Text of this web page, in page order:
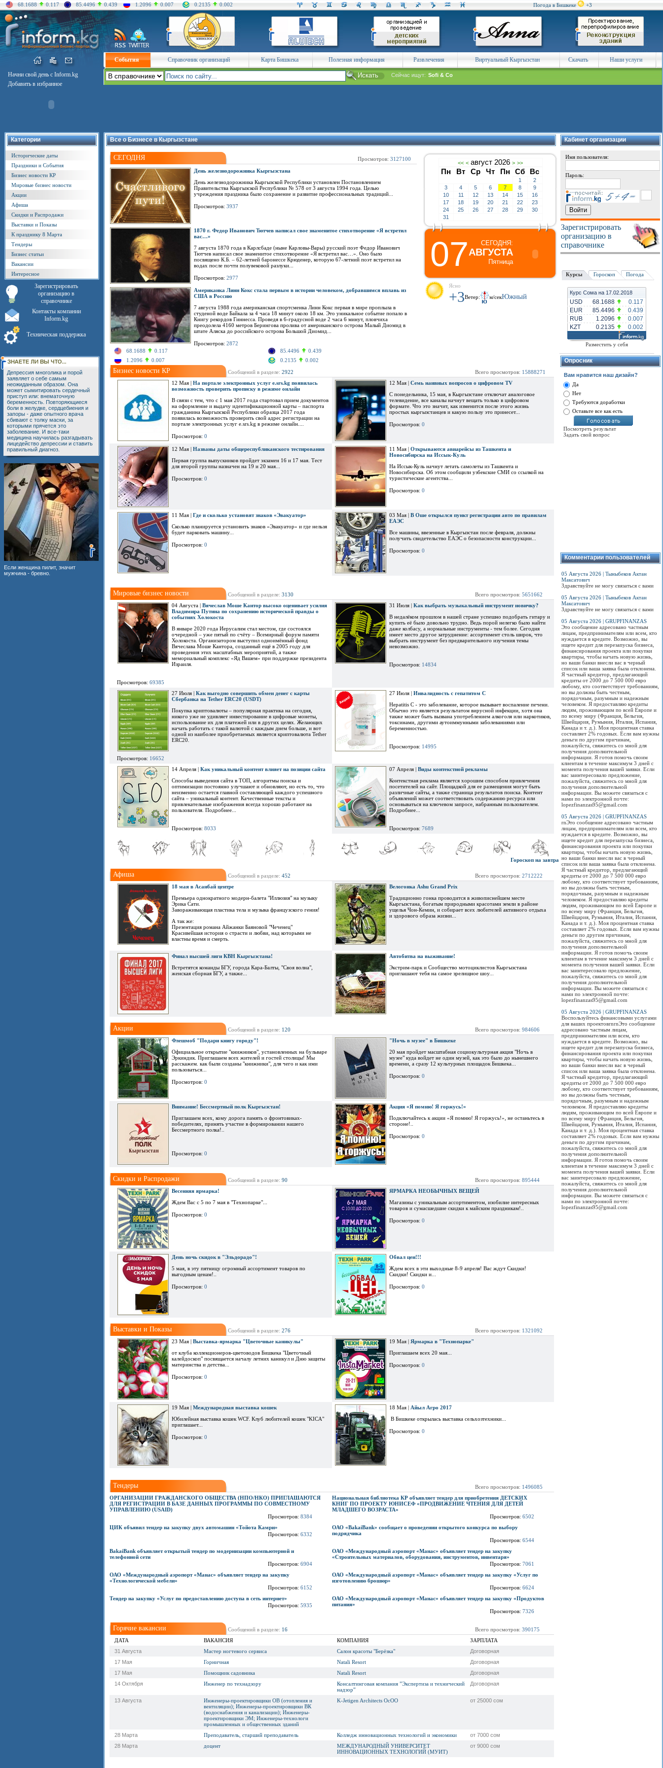
68.1688 0.117 85.4496 0.439 1.2096 0.007 0.2135 0.002 Погода в Бишкеке +3
Начни свой день с Inform.kg
Добавить в избранное
События Справочник организаций Карта Бишкека Полезная информация Развлечения Виртуальный Кыргызстан Скачать Наши услуги
Сейчас ищут: Sofi & Co
Категории
Исторические даты
Праздники и События
Бизнес новости КР
Мировые бизнес новости
Акции
Афиша
Скидки и Распродажи
Выставки и Показы
К празднику 8 Марта
Тендеры
Бизнес статьи
Вакансии
Интересное
Зарегистрировать
организацию в
справочнике
Контакты компании
Inform.kg
Техническая поддержка
Депрессия многолика и порой
заявляет о себе самым
неожиданным образом. Она
может сымитировать сердечный
приступ или: внематочную
беременность. Повторяющиеся
боли в желудке, сердцебиения и
запоры - даже опытного врача
сбивают с толку маски, за
которыми прячется это
заболевание. И все-таки
медицина научилась разгадывать
лицедейство депрессии и ставить
правильный диагноз.
Если женщина пилит, значит
мужчина - бревно.
Все о Бизнесе в Кыргызстане
СЕГОДНЯ Просмотров: 3127100
День железнодорожника Кыргызстана
День железнодорожника Кыргызской Республики установлен Постановлением
Правительства Кыргызской Республики № 578 от 3 августа 1994 года. Целью
учреждения праздника было сохранение и развитие профессиональных традиций...
Просмотров: 3937
1870 г. Федор Иванович Тютчев написал свое знаменитое стихотворение «Я встретил
вас…»
7 августа 1870 года в Карлсбаде (ныне Карловы-Вары) русский поэт Федор Иванович
Тютчев написал свое знаменитое стихотворение «Я встретил вас…». Оно было
посвящено К.Б. – 62-летней баронессе Крюденер, которую 67-летний поэт встретил на
водах после почти полувековой разлуки...
Просмотров: 2977
Американка Линн Кокс стала первым в истории человеком, добравшимся вплавь из
США в Россию
7 августа 1988 года американская спортсменка Линн Кокс первая в мире проплыла в
студеной воде Байкала за 4 часа 18 минут около 18 км. Это уникальное событие попало в
Книгу рекордов Гиннесса. Проведя в 6-градусной воде 2 часа 6 минут, пловчиха
преодолела 4160 метров Берингова пролива от американского острова Малый Диомид в
штате Аляска до российского острова Большой Диомид...
Просмотров: 2872
68.1688
0.117 85.4496
0.439
1.2096
0.007 0.2135 0.002
<< < август 2026 > >>
Пн Вт Ср Чт Пн Сб Вс
1
2
3
4 5 6 7 8
9
10
11 12 13 14 15
16
17
18 19 20 21 22
23
24
25 26 27 28 29
30
31
07 СЕГОДНЯ:
АВГУСТА
Пятница
Ясно
+3Ветер: м/секЮжный
Бизнес новости КР Сообщений в разделе: 2922 Всего просмотров: 15888271
12 Мая | На портале электронных услуг e.srs.kg появилась
возможность проверить прописку в режиме онлайн
В связи с тем, что с 1 мая 2017 года стартовал прием документов
на оформление и выдачу идентификационной карты – паспорта
гражданина Кыргызской Республики образца 2017 года
появилась возможность проверить свой адрес регистрации на
портале электронных услуг e.srs.kg в режиме онлайн....
Просмотров: 0
12 Мая | Семь наивных вопросов о цифровом TV
С понедельника, 15 мая, в Кыргызстане отключат аналоговое
телевидение, все каналы начнут вещать только в цифровом
формате. Что это значит, как изменится после этого жизнь
простых кыргызстанцев и какую пользу это принесет...
Просмотров: 0
12 Мая | Названы даты общереспубликанского тестирования
Первая группа выпускников пройдет экзамен 16 и 17 мая. Тест
для второй группы назначен на 19 и 20 мая...
Просмотров: 0
11 Мая | Открываются авиарейсы из Ташкента и
Новосибирска на Иссык-Куль
На Иссык-Куль начнут летать самолеты из Ташкента и
Новосибирска. Об этом сообщили узбекские СМИ со ссылкой на
туристические агентства...
Просмотров: 0
11 Мая | Где и сколько установят знаков «Эвакуатор»
Сколько планируется установить знаков «Эвакуатор» и где нельзя
будет парковать машину...
Просмотров: 0
03 Мая | В Оше открылся пункт регистрации авто по правилам
ЕАЭС
Все машины, ввезенные в Кыргызстан после февраля, должны
получить свидетельство ЕАЭС о безопасности конструкции...
Просмотров: 0
Мировые бизнес новости Сообщений в разделе: 3130 Всего просмотров: 5651662
04 Августа | Вячеслав Моше Кантор высоко оценивает усилия
Владимира Путина по сохранению исторической правды о
событиях Холокоста
В январе 2020 года Иерусалим стал местом, где состоялся
очередной – уже пятый по счёту – Всемирный форум памяти
Холокоста. Организатором выступил одноимённый фонд
Вячеслава Моше Кантора, созданный ещё в 2005 году для
проведения этих масштабных мероприятий, а также
мемориальный комплекс «Яд Вашем» при поддержке президента
Израиля.
Просмотров: 69385
31 Июля | Как выбрать музыкальный инструмент новичку?
В недалёком прошлом в нашей стране успешно подобрать гитару и
купить её было довольно трудно. Ведь порой нелегко было найти
даже колбасу, а нормальные инструменты - тем более. Сегодня
имеет место другое затруднение: ассортимент столь широк, что
выбрать инструмент без предварительного изучения темы
невозможно.
Просмотров: 14834
27 Июля | Как выгодно совершить обмен денег с карты
Сбербанка на Tether ERC20 (USDT)
Покупка криптовалюты – популярная практика на сегодня,
никого уже не удивляет инвестирование в цифровые монеты,
использование их для платежей или в других целях. Желающих
начать работать с такой валютой с каждым днем больше, и вот
одной из наиболее приобретаемых является криптовалюта Tether
ERC20.
Просмотров: 16652
27 Июля | Инвалидность с гепатитом С
Hepatitis C - это заболевание, которое вызывает воспаление печени.
Обычно это является результатом вирусной инфекции, хотя она
также может быть вызвана употреблением алкоголя или наркотиков,
токсинами, другими аутоиммунными заболеваниями или
беременностью.
Просмотров: 14995
14 Апреля | Как уникальный контент влияет на позиции сайта
Способы выведения сайта в ТОП, алгоритмы поиска и
оптимизации постоянно улучшают и обновляют, но есть то, что
неизменно остается главной составляющей каждого успешного
сайта – уникальный контент. Качественные тексты и
привлекательные изображения всегда хорошо работают на
пользователя. Подробнее...
Просмотров: 8033
07 Апреля | Виды контекстной рекламы
Контекстная реклама является хорошим способом привлечения
посетителей на сайт. Площадкой для ее размещения могут быть
различные сайты, а также страница результатов поиска. Контент
объявлений может соответствовать содержанию ресурса или
основываться на ключевом запросе, набранным пользователем.
Подробнее...
Просмотров: 7689
Гороскоп на завтра
Афиша Сообщений в разделе: 452 Всего просмотров: 2712222
18 мая в Асанбай центре
Премьера однократного модерн-балета "Иллюзия" на музыку
Эрика Сати.
Завораживающая пластика тела и музыка французского гения!
А так же:
Презентация романа Айжанки Баяновой "Чеченец"
Красивейшая история о страсти и любви, над которыми не
властны время и смерть.
Велогонка Ashu Grand Prix
Традиционно гонка проводится в живописнейшем месте
Кыргызстана, богатым природными красотами земли в районе
ущелья Чон-Кемин, и собирает всех любителей активного отдыха
и здорового образа жизни...
Финал высшей лиги КВН Кыргызстана!
Встретятся команды БГУ, города Кара-Балты, "Своя волна",
женская сборная БГУ, а также...
Автобитва на выживание!
Экстрим-парк и Сообщество мотоциклистов Кыргызстана
приглашают тебя на самое зрелищное шоу...
Акции Сообщений в разделе: 120 Всего просмотров: 984606
Флешмоб "Подари книгу городу"!
Официальное открытие "книжников", установленных на бульваре
Эркиндик. Приглашаем всех жителей и гостей столицы! Мы
расскажем. как были созданы "книжники", для чего и как ими
пользоваться...
Просмотров: 0
"Ночь в музее" в Бишкеке
20 мая пройдет масштабная социокультурная акция "Ночь в
музее" куда войдет не один музей, как это было до нынешнего
времени, а сразу 12 культурных площадок Бишкека...
Просмотров: 0
Внимание! Бессмертный полк Кыргызстан!
Приглашаем всех, кому дорога память о фронтовиках-
победителях, принять участие в формировании нашего
Бессмертного полка!..
Просмотров: 0
Акция «Я помню! Я горжусь!»
Подключайтесь к акции «Я помню! Я горжусь!», не останьтесь в
стороне!..
Просмотров: 0
Скидки и Распродажи Сообщений в разделе: 90 Всего просмотров: 895444
Весенняя ярмарка!
Ждем Вас с 5 по 7 мая в "Технопарке"...
Просмотров: 0
ЯРМАРКА НЕОБЫЧНЫХ ВЕЩЕЙ
Магазины с уникальным ассортиментом, изобилие интересных
товаров и сумасшедшие скидки к майским праздникам!..
Просмотров: 0
День ночь скидок в "Эльдорадо"!
5 мая, в эту пятницу огромный ассортимент товаров по
выгодным ценам!..
Просмотров: 0
Обвал цен!!!
Ждем всех в эти выходные 8-9 апреля! Вас ждут Скидки!
Скидки! Скидки и...
Просмотров: 0
Выставки и Показы Сообщений в разделе: 276 Всего просмотров: 1321092
23 Мая | Выставка-ярмарка "Цветочные каникулы"
от клуба коллекционеров-цветоводов Бишкека "Цветочный
калейдоскоп" посвящается началу летних каникул и Дню защиты
материнства и детства...
Просмотров: 0
19 Мая | Ярмарка в "Технопарке"
Приглашаем всех 20 мая...
Просмотров: 0
19 Мая | Международная выставка кошек
Юбилейная выставка кошек WCF. Клуб любителей кошек "KICA"
приглашает...
Просмотров: 0
18 Мая | Айыл Агро 2017
В Бишкеке открылась выставка сельхозтехники...
Просмотров: 0
Тендеры Всего просмотров: 1496085
ОРГАНИЗАЦИИ ГРАЖДАНСКОГО ОБЩЕСТВА (НПО/НКО) ПРИГЛАШАЮТСЯ
ДЛЯ РЕГИСТРАЦИИ В БАЗЕ ДАННЫХ ПРОГРАММЫ ПО СОВМЕСТНОМУ
УПРАВЛЕНИЮ (USAID)
Просмотров: 8384
Национальная библиотека КР объявляет тендер для приобретения ДЕТСКИХ
КНИГ ПО ПРОЕКТУ ЮНИСЕФ «ПРОДВИЖЕНИЕ ЧТЕНИЯ ДЛЯ ДЕТЕЙ
МЛАДШЕГО ВОЗРАСТА»
Просмотров: 6502
ЦИК объявил тендер на закупку двух автомашин «Тойота Камри»
Просмотров: 6332
ОАО «BakaiBank» сообщает о проведении открытого конкурса по выбору
подрядчика
Просмотров: 6544
BakaiBank объявляет открытый тендер по модернизации компьютерной и
телефонной сети
Просмотров: 6904
ОАО «Международный аэропорт «Манас» объявляет тендер на закупку
«Строительных материалов, оборудования, инструментов, инвентаря»
Просмотров: 7061
ОАО «Международный аэропорт «Манас» объявляет тендер на закупку
«Технологической мебели»
Просмотров: 6152
ОАО «Международный аэропорт «Манас» объявляет тендер на закупку «Услуг по
изготовлению брошюр»
Просмотров: 6624
Тендер на закупку «Услуг по предоставлению доступа в сеть интернет»
Просмотров: 5935
ОАО «Международный аэропорт «Манас» объявляет тендер на закупку «Продуктов
питания»
Просмотров: 7326
Горячие вакансии Сообщений в разделе: 16 Всего просмотров: 390175
ДАТА
ВАКАНСИЯ КОМПАНИЯ
ЗАРПЛАТА
31 Августа
Мастер ногтевого сервиса Салон красоты "Берёзка"
Договорная
17 Мая
Горничная Natali Resort
Договорная
17 Мая
Помощник садовника Natali Resort
Договорная
14 Октября
Инженер по технадзору
Консалтинговая компания ”Экспертиза и технический
надзор”
Договорная
13 Августа
Инженеры-проектировщики ОВ (отопления и
вентиляции); Инженеры-проектировщики ВК
(водоснабжения и канализации); Инженеры-
проектировщики ЭМ; Инженеры-технологи
промышленных и общественных зданий
K-Jetigen Architects ОсОО от 25000 сом
28 Марта Преподаватель, старший преподаватель Колледж инновационных технологий и экономики
от 7000 сом
28 Марта
доцент
МЕЖДУНАРОДНЫЙ УНИВЕРСИТЕТ
ИННОВАЦИОННЫХ ТЕХНОЛОГИЙ (МУИТ)
от 9000 сом
Кабинет организации
Имя пользователя:
Пароль:
Зарегистрировать
организацию в
справочнике
Курсы Гороскоп Погода
Курс Сома на 17.02.2018
USD 68.1688
0.117
EUR
85.4496
0.439
RUB
1.2096
0.007
KZT
0.2135 0.002
Разместить у себя
Опросник
Вам нравится наш дизайн?
Да
Нет
Требуются доработки
Оставьте все как есть
Посмотреть результат
Задать свой вопрос
Комментарии пользователей
05 Августа 2026 | Тыныбеков Актан
Максатович
Здравствуйте не могу связаться с вами
05 Августа 2026 | Тыныбеков Актан
Максатович
Здравствуйте не могу связаться с вами
05 Августа 2026 | GRUPFINANZAS
Это сообщение адресовано частным
лицам, предпринимателям или всем, кто
нуждается в кредите. Возможно, вы
ищете кредит для перезапуска бизнеса,
финансирования проекта или покупки
квартиры, чтобы начать новую жизнь,
но ваши банки внесли вас в черный
список или ваша заявка была отклонена.
Я частный кредитор, предлагающий
кредиты от 2000 до 7 500 000 евро
любому, кто соответствует требованиям,
но вы должны быть честным,
порядочным, разумным и надежным
человеком. Я предоставляю кредиты
людям, проживающим по всей Европе и
по всему миру (Франция, Бельгия,
Швейцария, Румыния, Италия, Испания,
Канада и т. д.). Моя процентная ставка
составляет 2% годовых. Если вам нужны
деньги по другим причинам,
пожалуйста, свяжитесь со мной для
получения дополнительной
информации. Я готов помочь своим
клиентам в течение максимум 3 дней с
момента получения вашей заявки. Если
вас заинтересовало предложение,
пожалуйста, свяжитесь со мной для
получения дополнительной
информации. Вы можете связаться с
нами по электронной почте:
lopezfinanzas95@gmail.com
05 Августа 2026 | GRUPFINANZAS
rnЭто сообщение адресовано частным
лицам, предпринимателям или всем, кто
нуждается в кредите. Возможно, вы
ищете кредит для перезапуска бизнеса,
финансирования проекта или покупки
квартиры, чтобы начать новую жизнь,
но ваши банки внесли вас в черный
список или ваша заявка была отклонена.
Я частный кредитор, предлагающий
кредиты от 2000 до 7 500 000 евро
любому, кто соответствует требованиям,
но вы должны быть честным,
порядочным, разумным и надежным
человеком. Я предоставляю кредиты
людям, проживающим по всей Европе и
по всему миру (Франция, Бельгия,
Швейцария, Румыния, Италия, Испания,
Канада и т. д.). Моя процентная ставка
составляет 2% годовых. Если вам нужны
деньги по другим причинам,
пожалуйста, свяжитесь со мной для
получения дополнительной
информации. Я готов помочь своим
клиентам в течение максимум 3 дней с
момента получения вашей заявки. Если
вас заинтересовало предложение,
пожалуйста, свяжитесь со мной для
получения дополнительной
информации. Вы можете связаться с
нами по электронной почте:
lopezfinanzas95@gmail.com
05 Августа 2026 | GRUPFINANZAS
Воспользуйтесь финансовыми услугами
для ваших проектовrnrnЭто сообщение
адресовано частным лицам,
предпринимателям или всем, кто
нуждается в кредите. Возможно, вы
ищете кредит для перезапуска бизнеса,
финансирования проекта или покупки
квартиры, чтобы начать новую жизнь,
но ваши банки внесли вас в черный
список или ваша заявка была отклонена.
Я частный кредитор, предлагающий
кредиты от 2000 до 7 500 000 евро
любому, кто соответствует требованиям,
но вы должны быть честным,
порядочным, разумным и надежным
человеком. Я предоставляю кредиты
людям, проживающим по всей Европе и
по всему миру (Франция, Бельгия,
Швейцария, Румыния, Италия, Испания,
Канада и т. д.). Моя процентная ставка
составляет 2% годовых. Если вам нужны
деньги по другим причинам,
пожалуйста, свяжитесь со мной для
получения дополнительной
информации. Я готов помочь своим
клиентам в течение максимум 3 дней с
момента получения вашей заявки. Если
вас заинтересовало предложение,
пожалуйста, свяжитесь со мной для
получения дополнительной
информации. Вы можете связаться с
нами по электронной почте:
lopezfinanzas95@gmail.com